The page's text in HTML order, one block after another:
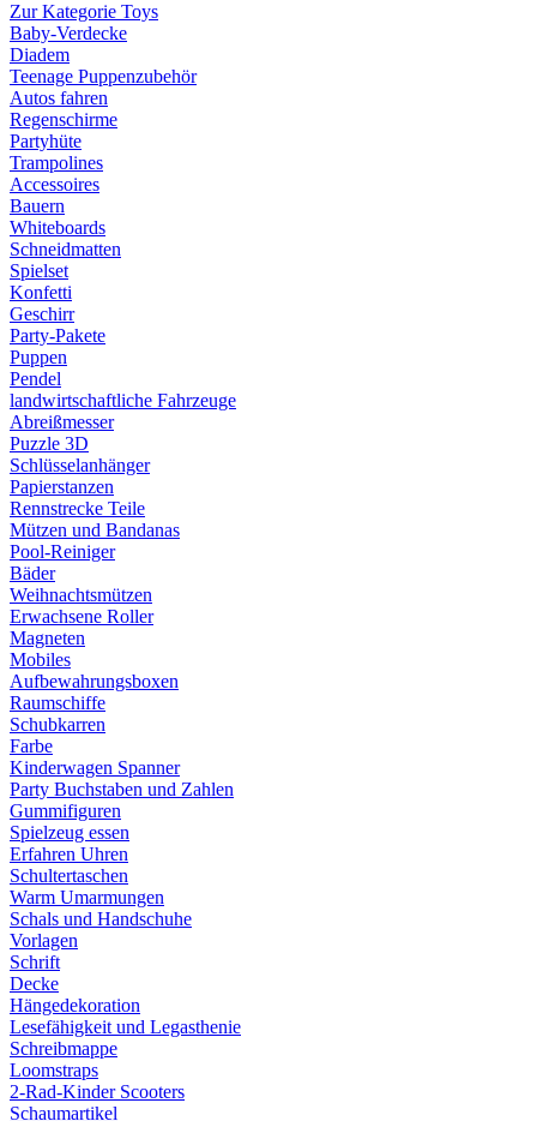
Zur Kategorie Toys
Baby-Verdecke
Diadem
Teenage Puppenzubehör
Autos fahren
Regenschirme
Partyhüte
Trampolines
Accessoires
Bauern
Whiteboards
Schneidmatten
Spielset
Konfetti
Geschirr
Party-Pakete
Puppen
Pendel
landwirtschaftliche Fahrzeuge
Abreißmesser
Puzzle 3D
Schlüsselanhänger
Papierstanzen
Rennstrecke Teile
Mützen und Bandanas
Pool-Reiniger
Bäder
Weihnachtsmützen
Erwachsene Roller
Magneten
Mobiles
Aufbewahrungsboxen
Raumschiffe
Schubkarren
Farbe
Kinderwagen Spanner
Party Buchstaben und Zahlen
Gummifiguren
Spielzeug essen
Erfahren Uhren
Schultertaschen
Warm Umarmungen
Schals und Handschuhe
Vorlagen
Schrift
Decke
Hängedekoration
Lesefähigkeit und Legasthenie
Schreibmappe
Loomstraps
2-Rad-Kinder Scooters
Schaumartikel